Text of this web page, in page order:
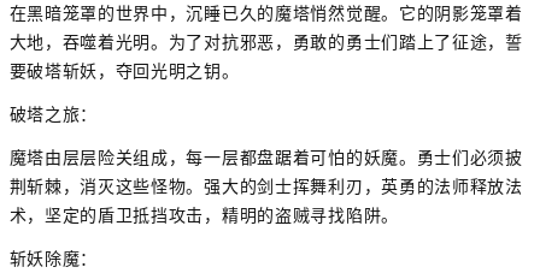
在黑暗笼罩的世界中，沉睡已久的魔塔悄然觉醒。它的阴影笼罩着
大地，吞噬着光明。为了对抗邪恶，勇敢的勇士们踏上了征途，誓
要破塔斩妖，夺回光明之钥。
破塔之旅：
魔塔由层层险关组成，每一层都盘踞着可怕的妖魔。勇士们必须披
荆斩棘，消灭这些怪物。强大的剑士挥舞利刃，英勇的法师释放法
术，坚定的盾卫抵挡攻击，精明的盗贼寻找陷阱。
斩妖除魔：